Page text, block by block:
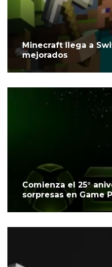
Minecraft llega a
mejorados
Comienza el 25°
sorpresas en Game